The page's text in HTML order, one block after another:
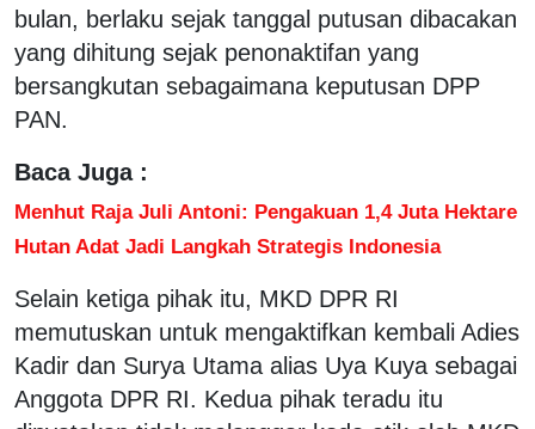
bulan, berlaku sejak tanggal putusan dibacakan
yang dihitung sejak penonaktifan yang
bersangkutan sebagaimana keputusan DPP
PAN.
Baca Juga :
Menhut Raja Juli Antoni: Pengakuan 1,4 Juta Hektare
Hutan Adat Jadi Langkah Strategis Indonesia
Selain ketiga pihak itu, MKD DPR RI
memutuskan untuk mengaktifkan kembali Adies
Kadir dan Surya Utama alias Uya Kuya sebagai
Anggota DPR RI. Kedua pihak teradu itu